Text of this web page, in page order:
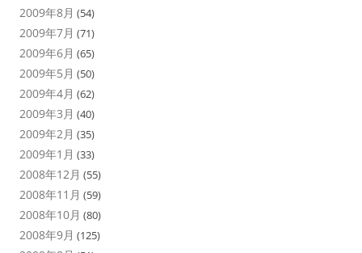
2009年8月 (54)
2009年7月 (71)
2009年6月 (65)
2009年5月 (50)
2009年4月 (62)
2009年3月 (40)
2009年2月 (35)
2009年1月 (33)
2008年12月 (55)
2008年11月 (59)
2008年10月 (80)
2008年9月 (125)